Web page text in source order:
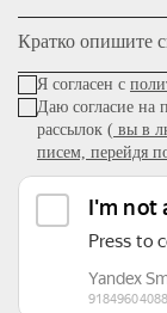
Кратко опишите
Я согласен с
Даю согласие на
рассылок ( вы в
писем, перейдя